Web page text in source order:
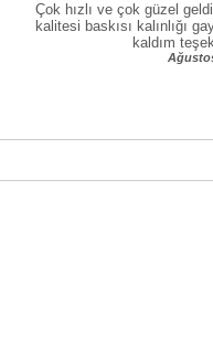
Çok hızlı ve çok güzel
kalitesi baskısı kalınlığı
kaldım